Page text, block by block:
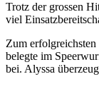
Trotz der grossen
viel
Zum
belegte im
bei. Alyssa